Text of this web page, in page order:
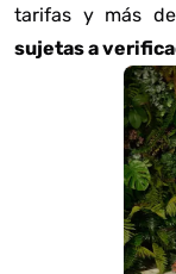
tarifas y más
sujetas a